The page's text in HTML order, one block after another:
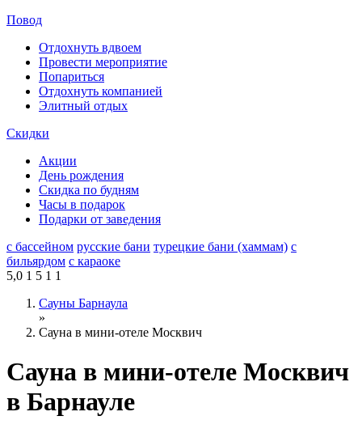
Повод
Отдохнуть вдвоем
Провести мероприятие
Попариться
Отдохнуть компанией
Элитный отдых
Скидки
Акции
День рождения
Скидка по будням
Часы в подарок
Подарки от заведения
с бассейном русские бани турецкие бани (хаммам) с
бильярдом с караоке
5,0 1 5 1 1
Сауны Барнаула
»
Сауна в мини-отеле Москвич
Сауна в мини-отеле Москвич
в Барнауле